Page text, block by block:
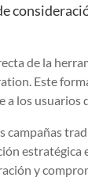
de la
Este
los usuarios
campañas
estratégica
y